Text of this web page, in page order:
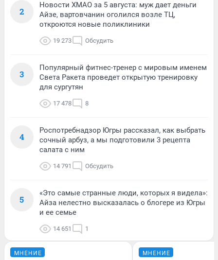
2
Новости ХМАО за 5 августа: муж дает деньги
Айзе, вартовчанин оголился возле ТЦ,
откроются новые поликлиники
19 273 Обсудить
3
Популярный фитнес-тренер с мировым именем
Света Ракета проведет открытую тренировку
для сургутян
17 478 8
4
Роспотребнадзор Югры рассказал, как выбрать
сочный арбуз, а мы подготовили 3 рецепта
салата с ним
14 791 Обсудить
5
«Это самые странные люди, которых я видела»:
Айза нелестно высказалась о блогере из Югры
и ее семье
14 651 1
МНЕНИЕ МНЕНИЕ